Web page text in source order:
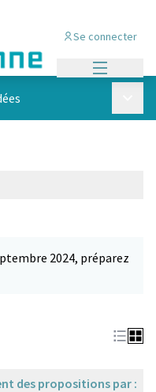
Se connecter
2024, préparez
des propositions par :